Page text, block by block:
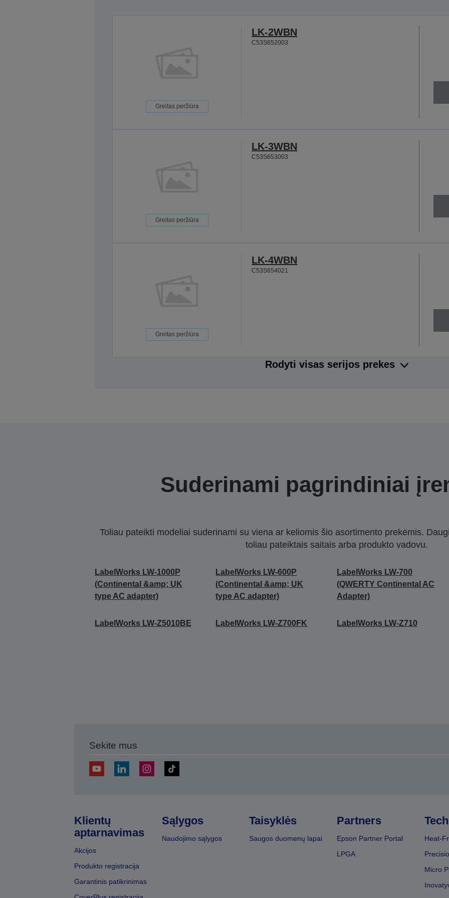
Greitas peržiūra
LK-2WBN
C53S652003
Greitas peržiūra
LK-3WBN
C53S653003
Greitas peržiūra
LK-4WBN
C53S654021
Rodyti visas serijos prekes
Suderinami pagrindiniai
Toliau pateikti modeliai suderinami su viena ar keliomis šio asortimento prekėmis.
toliau pateiktais saitais arba produkto vadovu.
LabelWorks LW-1000P
(Continental &amp; UK
type AC adapter)
LabelWorks LW-600P
(Continental &amp; UK
type AC adapter)
LabelWorks LW-700
(QWERTY Continental AC
Adapter)
LabelWorks LW-Z5010BE LabelWorks LW-Z700FK LabelWorks LW-Z710
Sekite mus
Klientų
aptarnavimas
Akcijos
Produkto registracija
Garantinis patikrinimas
Sąlygos
Naudojimo sąlygos
Taisyklės
Saugos duomenų lapai
Partners
Epson Partner Portal
LPGA
Heat-
Micro